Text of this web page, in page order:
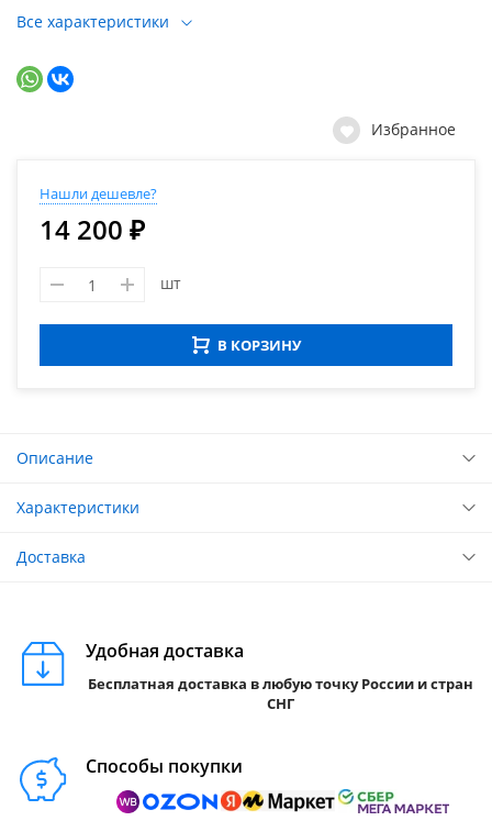
Все характеристики
Избранное
Нашли дешевле?
14 200 ₽
шт
В КОРЗИНУ
Описание
Характеристики
Доставка
Удобная доставка
Бесплатная доставка в любую точку России и стран
СНГ
Способы покупки